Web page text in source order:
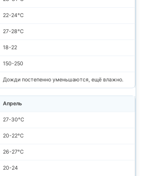
22-24°C
27-28°C
18-22
150-250
Дожди постепенно уменьшаются, ещё влажно.
Апрель
27-30°C
20-22°C
26-27°C
20-24